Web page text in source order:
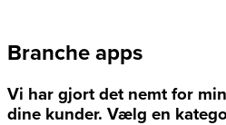
Branche apps
Vi har gjort det nemt for
dine kunder. Vælg en